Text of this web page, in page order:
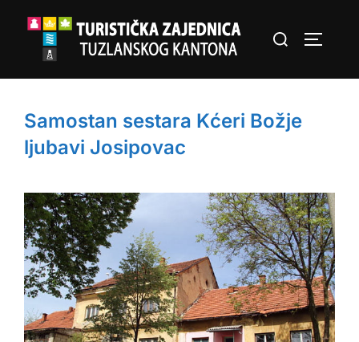
Search
Samostan sestara Kćeri Božje
ljubavi Josipovac